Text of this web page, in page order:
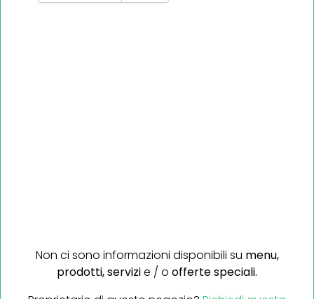
Non ci sono informazioni disponibili su menu,
prodotti,servizie / o offerte speciali.